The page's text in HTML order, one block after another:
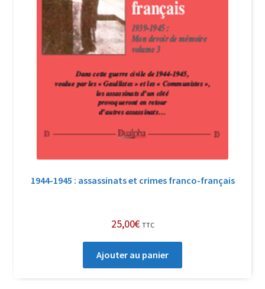
1944-1945 : assassinats et crimes franco-français
25,00€ TTC
Ajouter au panier